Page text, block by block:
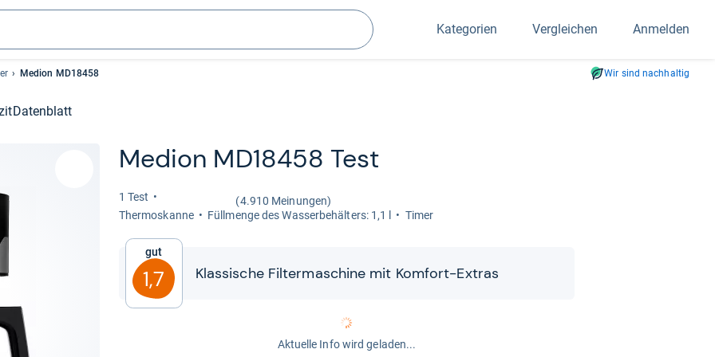
Suchen
Kategorien Vergleichen Anmelden
Medion MD18458 Wir sind nachhaltig
Datenblatt
Medion MD18458 Test
1 Test
(4.910 Meinungen)
Ther­mo­s­kanne
Füll­menge des Was­ser­be­häl­ters: 1,1 l Timer
Gut
1,7 Klas­si­sche Fil­ter­ma­schine mit Kom­fort-​​Extras
Aktuelle Info wird geladen...